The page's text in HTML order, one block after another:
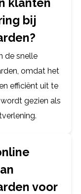
klanten
bij
de snelle
omdat het
efficiënt uit te
gezien als
voor